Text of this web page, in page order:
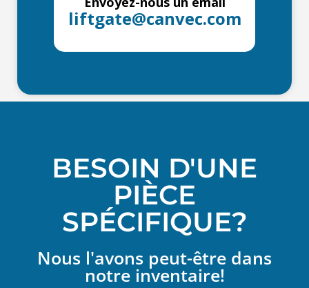
liftgate@canvec.com
BESOIN D'UNE
PIÈCE
SPÉCIFIQUE?
Nous l'avons peut-être dans
notre inventaire!